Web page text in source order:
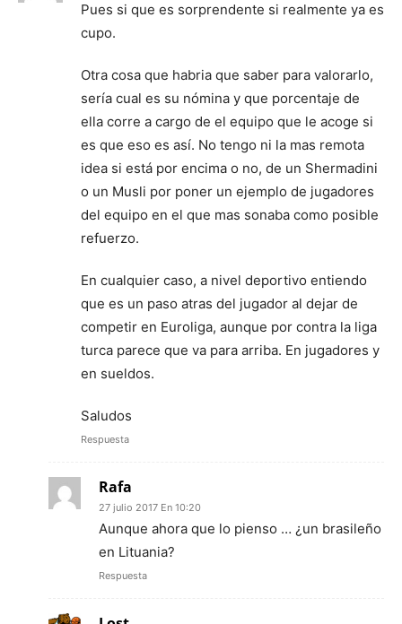
Pues si que es sorprendente si realmente ya es
cupo.
Otra cosa que habria que saber para valorarlo,
sería cual es su nómina y que porcentaje de
ella corre a cargo de el equipo que le acoge si
es que eso es así. No tengo ni la mas remota
idea si está por encima o no, de un Shermadini
o un Musli por poner un ejemplo de jugadores
del equipo en el que mas sonaba como posible
refuerzo.
En cualquier caso, a nivel deportivo entiendo
que es un paso atras del jugador al dejar de
competir en Euroliga, aunque por contra la liga
turca parece que va para arriba. En jugadores y
en sueldos.
Saludos
Respuesta
Rafa
27 julio 2017 En 10:20
Aunque ahora que lo pienso … ¿un brasileño
en Lituania?
Respuesta